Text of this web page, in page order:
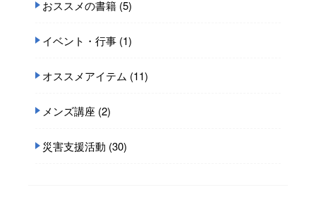
おススメの書籍 (5)
イベント・行事 (1)
オススメアイテム (11)
メンズ講座 (2)
災害支援活動 (30)